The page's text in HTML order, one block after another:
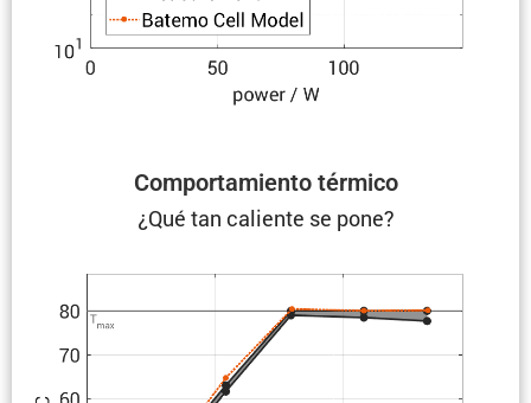
Compor­ta­miento térmico
¿Qué tan caliente se pone?